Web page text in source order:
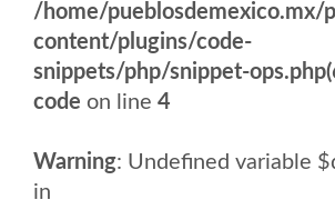
/home/pueblosdemexico.mx/
content/plugins/code-
snippets/php/snippet-
code on line 4
Warning: Undefined variable
in